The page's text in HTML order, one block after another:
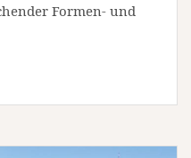
Formen- und